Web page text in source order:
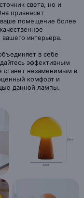
света, но и
привнесет
ваше помещение более
интерьера.
в себе
эффективным
незаменимым в
комфорт и
данной лампы.